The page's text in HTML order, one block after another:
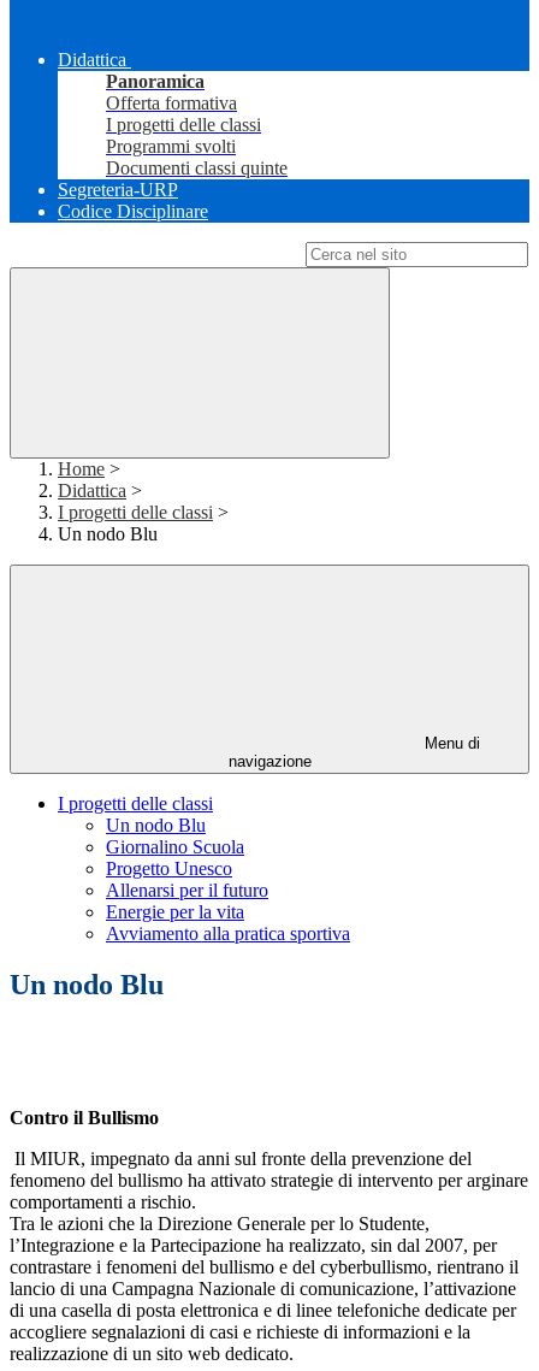
Didattica
Panoramica
Offerta formativa
I progetti delle classi
Programmi svolti
Documenti classi quinte
Segreteria-URP
Codice Disciplinare
Home >
Didattica >
I progetti delle classi >
Un nodo Blu
Menu di
navigazione
I progetti delle classi
Un nodo Blu
Giornalino Scuola
Progetto Unesco
Allenarsi per il futuro
Energie per la vita
Avviamento alla pratica sportiva
Un nodo Blu
Contro il Bullismo
Il MIUR, impegnato da anni sul fronte della prevenzione del
fenomeno del bullismo ha attivato strategie di intervento per arginare
comportamenti a rischio.
Tra le azioni che la Direzione Generale per lo Studente,
l’Integrazione e la Partecipazione ha realizzato, sin dal 2007, per
contrastare i fenomeni del bullismo e del cyberbullismo, rientrano il
lancio di una Campagna Nazionale di comunicazione, l’attivazione
di una casella di posta elettronica e di linee telefoniche dedicate per
accogliere segnalazioni di casi e richieste di informazioni e la
realizzazione di un sito web dedicato.